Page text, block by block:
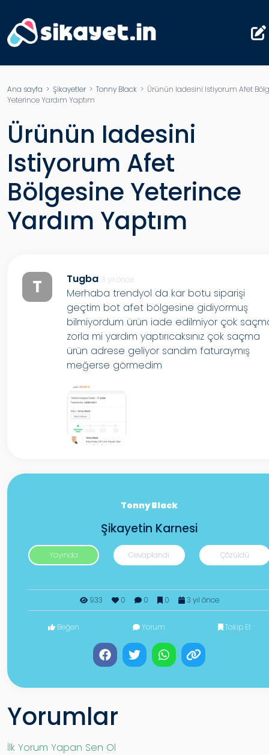
Ana sayfa > Şikayetler> Tonny Black > Ürünün Iadesini Istiyorum Afet
Yeterince Yardım Yaptım
Ürünün Iadesini
Istiyorum Afet
Bölgesine Yeterince
Yardım Yaptım
T Tugba 3 yıl önce
Merhaba trendyol da kar botu siparişi
geçtim bot afet bölgesine gidiyormuş
bilmiyordum ürün iade edilmiyor çok
zorla mi yardım yaptırıcaksınız çok saçma
ürün adrese geliyor sandım faturaymış
meğerse görmedim
Tonny Black
Şikayetin Karnesi
Yayında Cevaplandı Çözüldü
933 0 0 0 3 yıl önce
Beğen Yorum Takip Et
Yorumlar
İlk Yorum Yapan Sen Ol